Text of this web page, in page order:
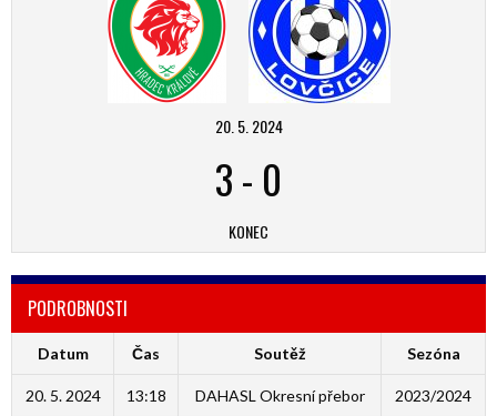
20. 5. 2024
3- 0
KONEC
PODROBNOSTI
Datum Čas Soutěž Sezóna
20. 5. 2024 13:18 DAHASL Okresní přebor 2023/2024